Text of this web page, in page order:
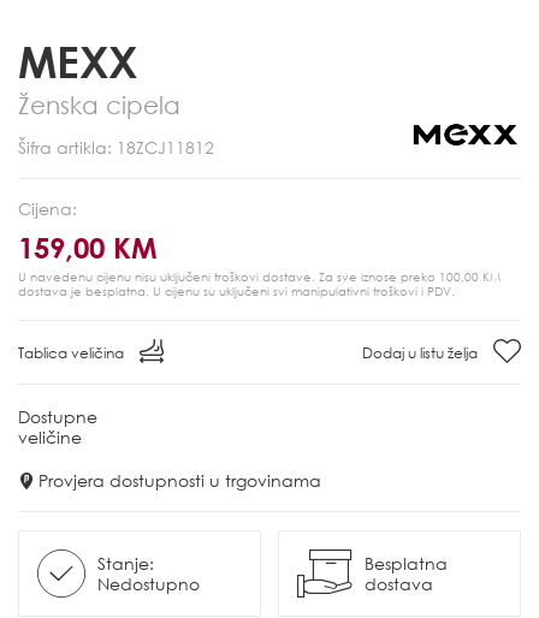
MEXX
Ženska cipela
Šifra artikla: 18ZCJ11812
Cijena:
159,00 KM
U navedenu cijenu nisu uključeni troškovi dostave. Za sve iznose preko 100,00 KM
dostava je besplatna. U cijenu su uključeni svi manipulativni troškovi i PDV.
Tablica veličina Dodaj u listu želja
Dostupne
veličine
Provjera dostupnosti u trgovinama
Stanje:
Nedostupno
Besplatna
dostava